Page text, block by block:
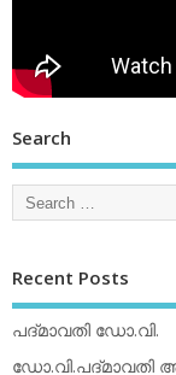
Search
Recent Posts
പദ്മാവതി ഡോ.വി.
ഡോ.വി.പദ്മാവതി